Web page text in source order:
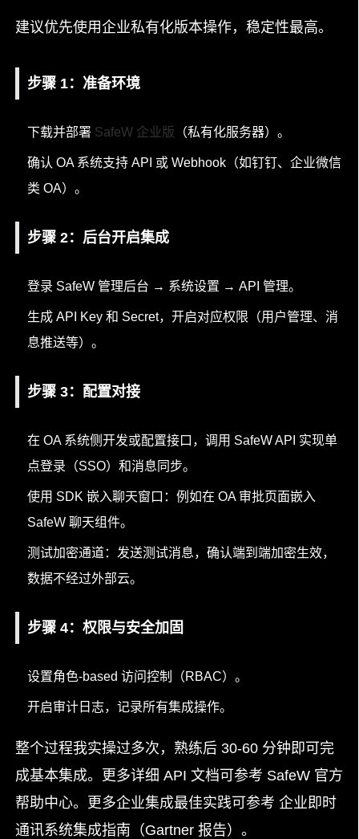
建议优先使用企业私有化版本操作，稳定性最高。
步骤 1：准备环境
下载并部署 SafeW 企业版 （私有化服务器）。
确认 OA 系统支持 API 或 Webhook（如钉钉、企业微信
类 OA）。
步骤 2：后台开启集成
登录 SafeW 管理后台 → 系统设置 → API 管理。
生成 API Key 和 Secret，开启对应权限（用户管理、消
息推送等）。
步骤 3：配置对接
在 OA 系统侧开发或配置接口，调用 SafeW API 实现单
点登录（SSO）和消息同步。
使用 SDK 嵌入聊天窗口：例如在 OA 审批页面嵌入
SafeW 聊天组件。
测试加密通道：发送测试消息，确认端到端加密生效，
数据不经过外部云。
步骤 4：权限与安全加固
设置角色-based 访问控制（RBAC）。
开启审计日志，记录所有集成操作。
整个过程我实操过多次，熟练后 30-60 分钟即可完
成基本集成。更多详细 API 文档可参考 SafeW 官方
帮助中心。更多企业集成最佳实践可参考 企业即时
通讯系统集成指南（Gartner 报告）。